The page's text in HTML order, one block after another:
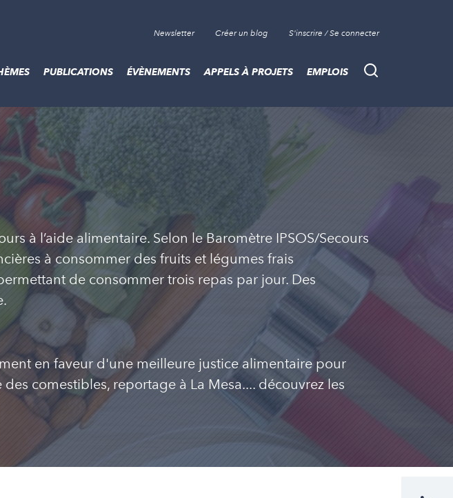
Newsletter Créer un blog S'inscrire / Se connecter
Recherche
PUBLICATIONS ÉVÈNEMENTS APPELS À PROJETS EMPLOIS
à l’aide alimentaire. Selon le Baromètre IPSOS/Secours
à consommer des fruits et légumes frais
de consommer trois repas par jour. Des
en faveur d'une meilleure justice alimentaire pour
comestibles, reportage à La Mesa.... découvrez les